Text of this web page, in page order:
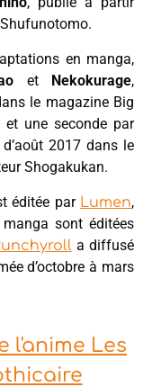
en manga,
et Nekokurage,
le magazine Big
et une seconde par
2017 dans le
Shogakukan.
éditée par Lumen,
sont éditées
a diffusé
d’octobre à mars
l'anime Les